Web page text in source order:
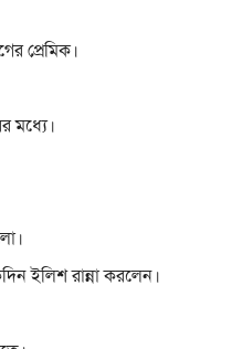
প্রেমিক।
মধ্যে।
ইলিশ রান্না করলেন।